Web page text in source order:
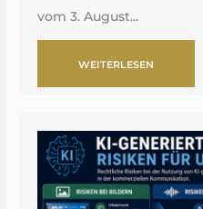
vom 3. August...
WEITERLESEN